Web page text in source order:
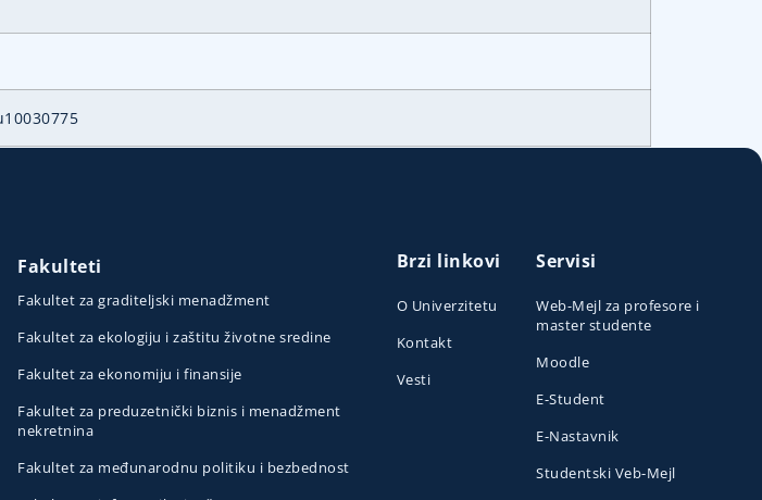
Fakulteti
Fakultet za graditeljski menadžment
Fakultet za ekologiju i zaštitu životne sredine
Fakultet za ekonomiju i finansije
Fakultet za preduzetnički biznis i menadžment
nekretnina
Fakultet za međunarodnu politiku i bezbednost
Brzi linkovi
O Univerzitetu
Kontakt
Vesti
Servisi
Web-Mejl za profesore i
master studente
Moodle
E-Student
E-Nastavnik
Studentski Veb-Mejl